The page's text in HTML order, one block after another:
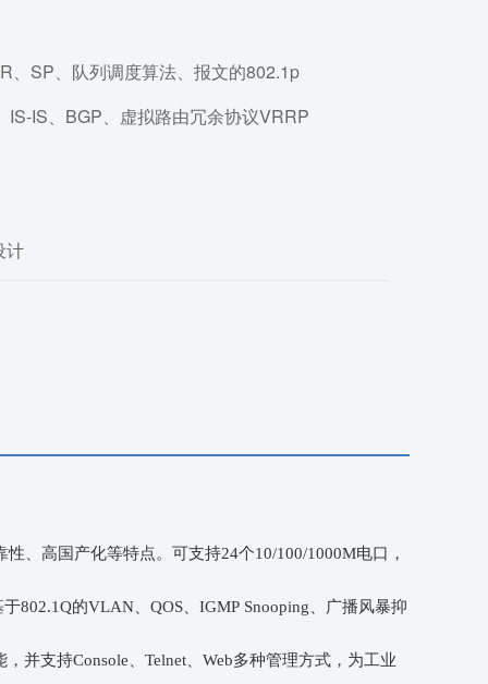
、SP、队列调度算法、报文的802.1p
IS、BGP、虚拟路由冗余协议VRRP
计
性、高国产化等特点。可支持24个10/100/1000M电口，
于802.1Q的VLAN、 QOS、 IGMP Snooping、广播风暴抑
并支持Console、Telnet、Web多种管理方式 ， 为工业